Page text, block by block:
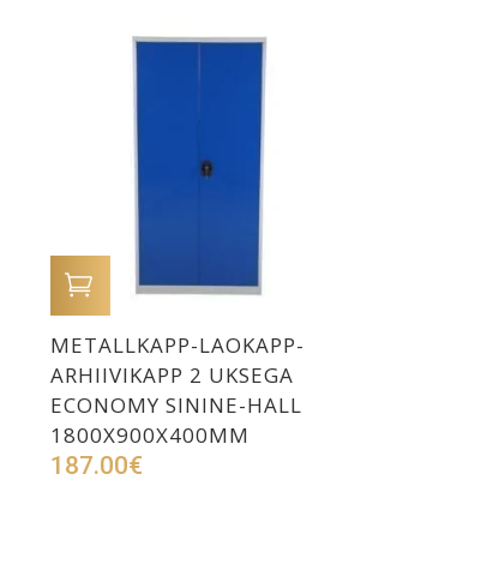
LISA OSTUKORVI
METALLKAPP-LAOKAPP-
ARHIIVIKAPP 2 UKSEGA
ECONOMY SININE-HALL
1800X900X400MM
187.00€